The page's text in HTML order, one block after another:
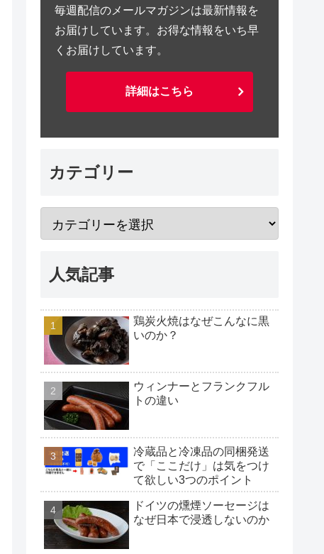
毎週配信のメールマガジンは最新情報を
お届けしています。お得な情報をいち早
くお届けしています。
詳細はこちら
カテゴリー
人気記事
鶏炭火焼はなぜこんなに黒
いのか？
ウィンナーとフランクフル
トの違い
冷蔵品と冷凍品の同梱発送
で「ここだけ」は気をつけ
て欲しい3つのポイント
ドイツの燻煙ソーセージは
なぜ日本で浸透しないのか